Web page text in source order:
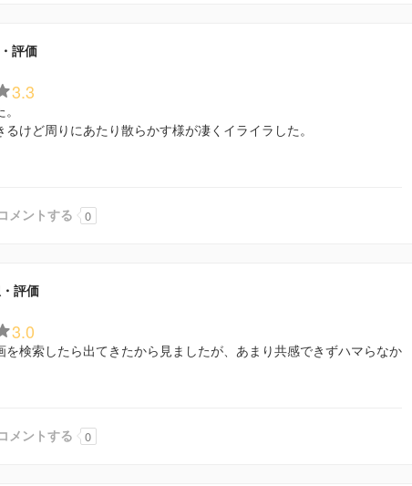
評価
3.3
けど周りにあたり散らかす様が凄くイライラした。
メントする 0
評価
3.0
検索したら出てきたから見ましたが、あまり共感できずハマらなか
メントする 0